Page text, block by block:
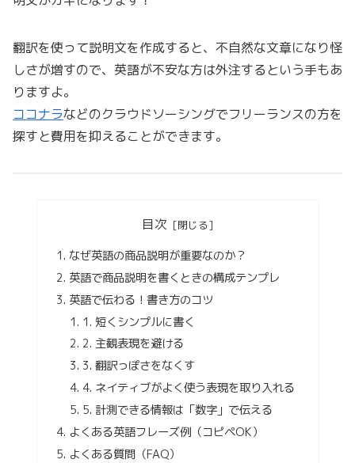
翻訳を使って説明文を作成すると、不自然な文章になり怪
しさが増すので、英語が不安な方は外注するという手もあ
りますよ。
ココナラなどのクラウドソーシングでフリーランスの方を
探すと費用を抑えることができます。
目次
なぜ英語の商品説明が重要なのか？
英語で商品説明を書くときの構成テンプレ
英語で伝わる！書き方のコツ
1. 短くシンプルに書く
2. 主観表現を避ける
3. 翻訳っぽさをなくす
4. ネイティブがよく使う表現を取り入れる
5. 計測できる情報は「数字」で伝える
よくある英語フレーズ例（コピペOK）
よくある質問（FAQ）